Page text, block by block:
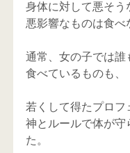
身体に対して悪そう
悪影響なものは食べ
通常、女の子では誰
食べているものも、
若くして得たプロフ
神とルールで体が守
た。